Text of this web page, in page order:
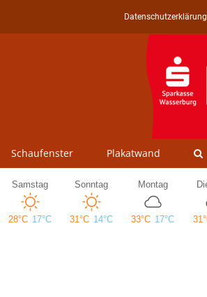
Datenschutzerklärung
Schaufenster Plakatwand